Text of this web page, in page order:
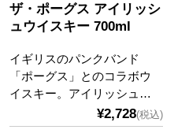
ザ・ポーグス アイリッシ
ュウイスキー 700ml
イギリスのパンクバンド
「ポーグス」とのコラボウ
イスキー。アイリッシュ…
¥2,728(税込)